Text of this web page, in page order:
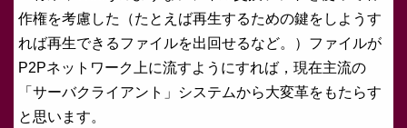
作権を考慮した（たとえば再生するための鍵をしようす
れば再生できるファイルを出回せるなど。）ファイルが
P2Pネットワーク上に流すようにすれば，現在主流の
「サーバクライアント」システムから大変革をもたらす
と思います。